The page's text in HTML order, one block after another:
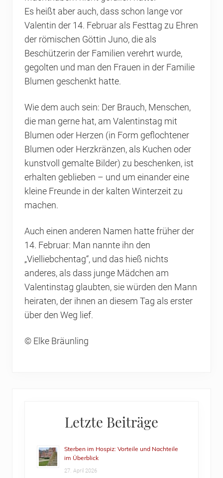
Es heißt aber auch, dass schon lange vor
Valentin der 14. Februar als Festtag zu Ehren
der römischen Göttin Juno, die als
Beschützerin der Familien verehrt wurde,
gegolten und man den Frauen in der Familie
Blumen geschenkt hatte.
Wie dem auch sein: Der Brauch, Menschen,
die man gerne hat, am Valentinstag mit
Blumen oder Herzen (in Form geflochtener
Blumen oder Herzkränzen, als Kuchen oder
kunstvoll gemalte Bilder) zu beschenken, ist
erhalten geblieben – und um einander eine
kleine Freunde in der kalten Winterzeit zu
machen.
Auch einen anderen Namen hatte früher der
14. Februar: Man nannte ihn den
„Vielliebchentag“, und das hieß nichts
anderes, als dass junge Mädchen am
Valentinstag glaubten, sie würden den Mann
heiraten, der ihnen an diesem Tag als erster
über den Weg lief.
© Elke Bräunling
SidebarLetzte Beiträge
Sterben im Hospiz: Vorteile und Nachteile
im Überblick
27. April 2026